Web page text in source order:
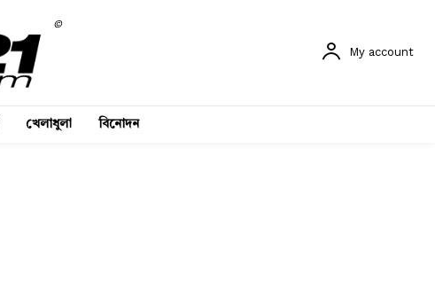
©
My account
খেলাধুলা বিনোদন